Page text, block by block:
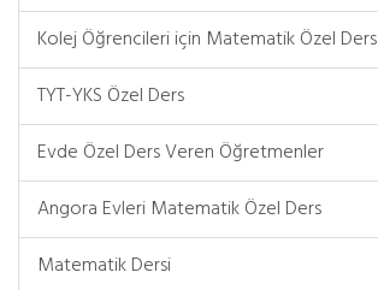
Kolej Öğrencileri için Matematik Özel Ders
TYT-YKS Özel Ders
Evde Özel Ders Veren Öğretmenler
Angora Evleri Matematik Özel Ders
Matematik Dersi